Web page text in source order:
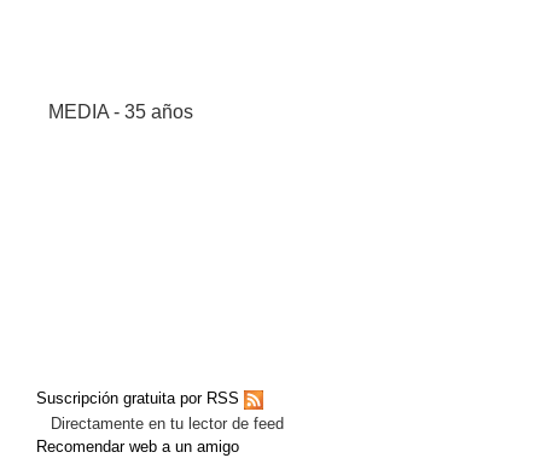
MEDIA - 35 años
Suscripción gratuita por RSS
Directamente en tu lector de feed
Recomendar web a un amigo